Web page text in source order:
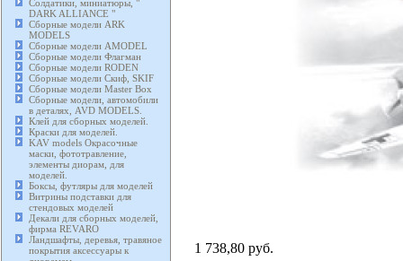
Солдатики, миниатюры, "
DARK ALLIANCE "
Сборные модели ARK
MODELS
Сборные модели AMODEL
Сборные модели Флагман
Сборные модели RODEN
Сборные модели Скиф, SKIF
Сборные модели Master Box
Сборные модели, автомобили
в деталях, AVD MODELS.
Клей для сборных моделей.
Краски для моделей.
KAV models Окрасочные
маски, фототравление,
элементы диорам, для
моделей.
Боксы, футляры для моделей
Витрины подставки для
стендовых моделей
Декали для сборных моделей,
фирма REVARO
Ландшафты, деревья, травяное
покрытия аксессуары к
1 738,80 руб.